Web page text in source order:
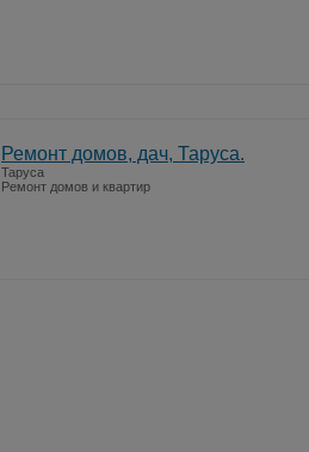
Ремонт домов, дач, Таруса.
Таруса
Ремонт домов и квартир